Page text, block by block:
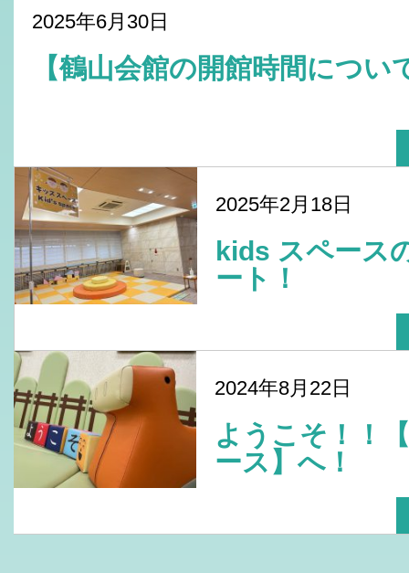
2025年6月30日
【鶴山会館の開館時間につ
2025年2月18日
kids スペース
ート！
2024年8月22日
ようこそ！！
ース】へ！